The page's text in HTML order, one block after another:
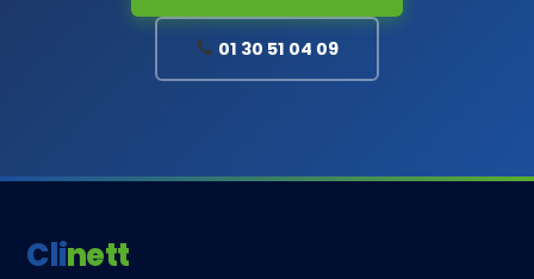
01 30 51 04 09
Clinett